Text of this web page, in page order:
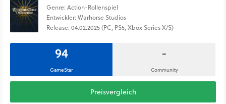
Genre: Action-Rollenspiel
Entwickler: Warhorse Studios
Release: 04.02.2025 (PC, PS5, Xbox Series X/S)
94
GameStar
-
Community
Preisvergleich